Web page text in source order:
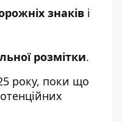
знаків і
розмітки.
року, поки що